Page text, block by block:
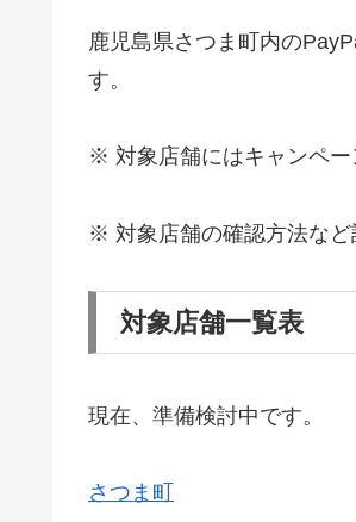
鹿児島県さつま町内の
す。
※ 対象店舗にはキャンペー
※ 対象店舗の確認方法など
対象店舗一覧表
現在、準備検討中です。
さつま町